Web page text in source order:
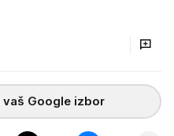
vaš Google izbor